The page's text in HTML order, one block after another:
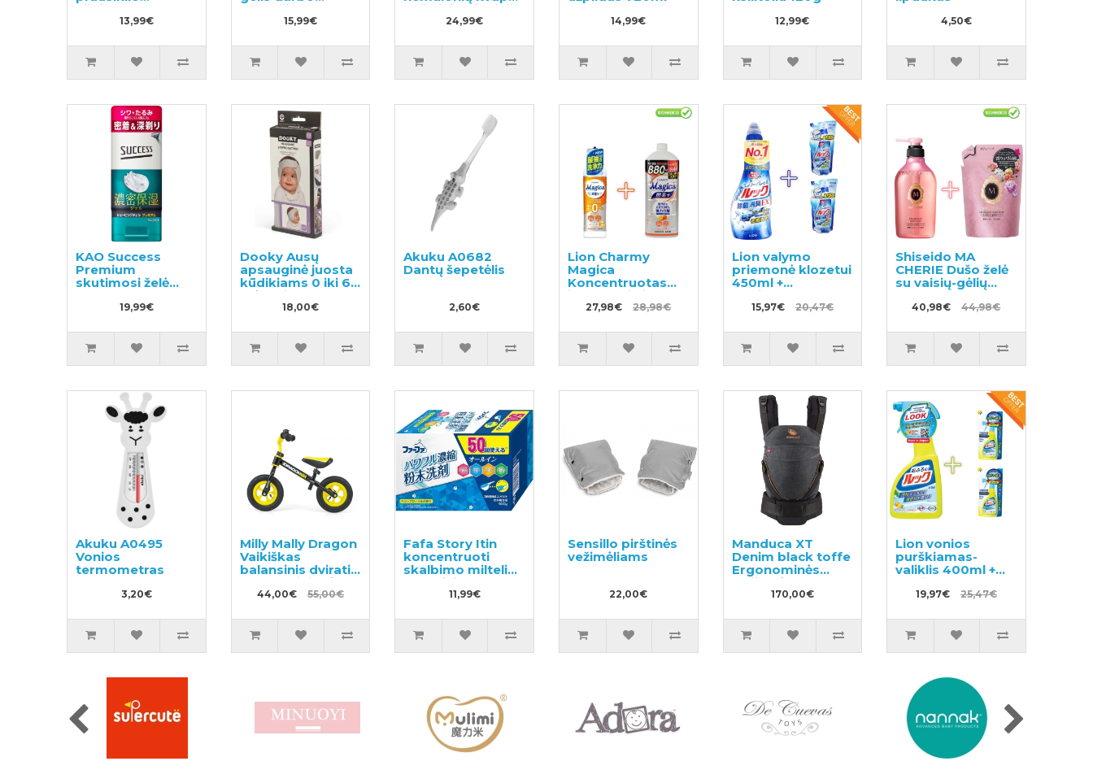
užpildas 360ml
13,99€
drabužių
skalbimui,
15,99€
pašalinimui prieš
skalbimą užpildas
24,99€ 14,99€ 12,99€ 4,50€
KAO Success
Premium
skutimosi želė
19,99€
Dooky Ausų
apsauginė juosta
kūdikiams 0 iki 6
mėnesių
18,00€
Akuku A0682
Dantų šepetėlis
2,60€
Lion Charmy
Magica
Koncentruotas
indų ploviklis
220ml +
880ml
27,98€ 28,98€
Lion valymo
priemonė klozetui
450ml +
papildymas 2vnt
15,97€ 20,47€
Shiseido MA
CHERIE Dušo želė
su vaisių-gėlių
kvapu 450ml +
užpildas 350ml
40,98€ 44,98€
Akuku A0495
Vonios
termometras
3,20€
Milly Mally Dragon
Vaikiškas
balansinis dviratis
su metaliniu rėmu
ir pripučiamomis
44,00€ 55,00€
Fafa Story Itin
koncentruoti
skalbimo milteliai
su balinimo
efektu 500g
11,99€
Sensillo pirštinės
vežimėliams
22,00€
Manduca XT
Denim black toffe
Ergonominės
nešioklės
kūdikiams
170,00€
Lion vonios
purškiamas-
valiklis 400ml +
papildymas 2vnt
19,97€ 25,47€